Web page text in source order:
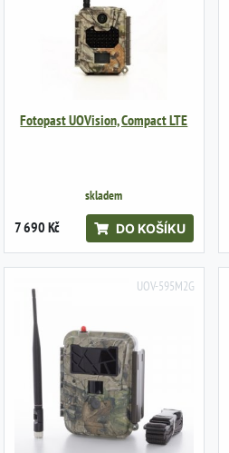
Fotopast UOVision, Compact LTE
skladem
7 690 Kč DO KOŠÍKU
UOV-595M2G